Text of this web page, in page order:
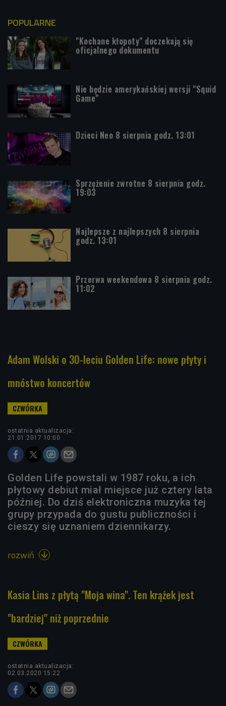
POPULARNE
"Kochane kłopoty" doczekają się
oficjalnego dokumentu
Nie będzie amerykańskiej wersji "Squid
Game"
Dzieci Neo 8 sierpnia godz. 13:01
Sprzężenie zwrotne 8 sierpnia godz.
19:03
Najlepsze z najlepszych 8 sierpnia
godz. 13:01
Przerwa weekendowa 8 sierpnia godz.
11:02
Adam Wolski o 30-leciu Golden Life: nowe płyty i
mnóstwo koncertów
ostatnia aktualizacja:
21.01.2017 10:00
Golden Life powstali w 1987 roku, a ich
płytowy debiut miał miejsce już cztery lata
później. Do dziś elektroniczna muzyka tej
grupy przypada do gustu publiczności i
cieszy się uznaniem dziennikarzy.
rozwiń 
Kasia Lins z płytą "Moja wina". Ten krążek jest
"bardziej" niż poprzednie
ostatnia aktualizacja:
02.03.2020 15:22